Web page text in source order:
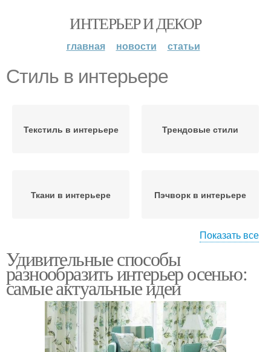
ИНТЕРЬЕР И ДЕКОР
главная новости статьи
Стиль в интерьере
Текстиль в интерьере Трендовые стили
Ткани в интерьере Пэчворк в интерьере
Английский стиль Густавианский стиль
Скандинавский стиль
Квартира в
европейском стиле
Показать все
Удивительные способы
разнообразить интерьер осенью:
самые актуальные идеи